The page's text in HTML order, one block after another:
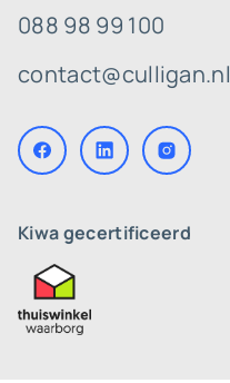
088 98 99 100
contact@culligan.nl
Kiwa gecertificeerd